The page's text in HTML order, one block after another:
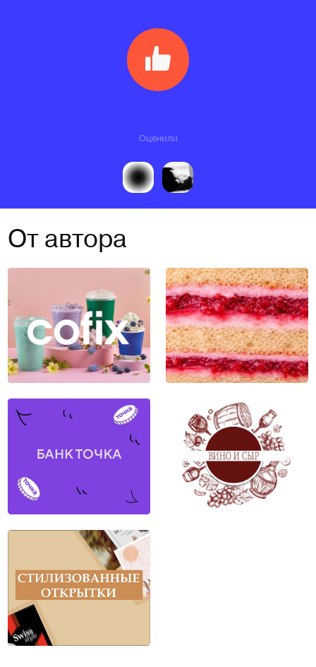
Оценили
От автора